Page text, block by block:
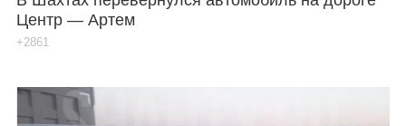
Центр — Артем
+2861